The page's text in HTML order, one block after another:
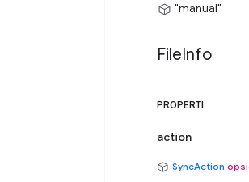
"manual"
FileInfo
PROPERTI
action
SyncAction